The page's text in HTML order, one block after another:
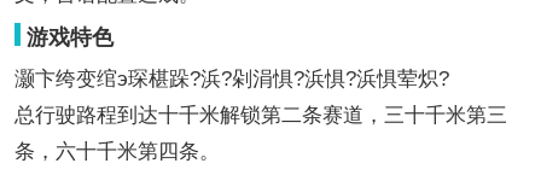
游戏特色
灏卞绔变绾э琛椹跺?浜?剁涓惧?浜惧?浜惧荤炽?
总行驶路程到达十千米解锁第二条赛道，三十千米第三
条，六十千米第四条。